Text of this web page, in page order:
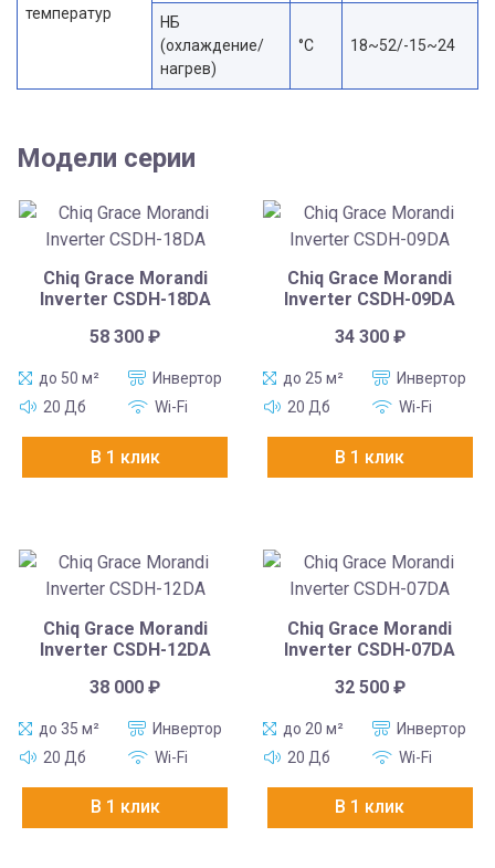
температур
НБ
(охлаждение/
нагрев)
°C 18~52/-15~24
Модели серии
Chiq Grace Morandi
Inverter CSDH-18DA
58 300₽
до 50 м²
Инвертор
20 Дб
Wi-Fi
В 1 клик
Chiq Grace Morandi
Inverter CSDH-09DA
34 300 ₽
до 25 м²
Инвертор
20 Дб
Wi-Fi
В 1 клик
Chiq Grace Morandi
Inverter CSDH-12DA
38 000₽
до 35 м²
Инвертор
20 Дб
Wi-Fi
В 1 клик
Chiq Grace Morandi
Inverter CSDH-07DA
32 500 ₽
до 20 м²
Инвертор
20 Дб
Wi-Fi
В 1 клик